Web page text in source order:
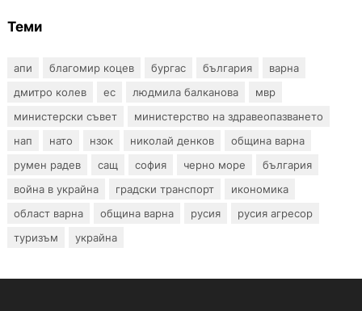
Теми
апи благомир коцев бургас българия
варна
дмитро колев
ес людмила балканова
мвр
министерски съвет
министерство на здравеопазването
нап
нато нзок николай денков
община варна
румен радев
сащ софия черно море
българия
война в украйна
градски транспорт
икономика
област варна
община варна русия
русия агресор
туризъм
украйна